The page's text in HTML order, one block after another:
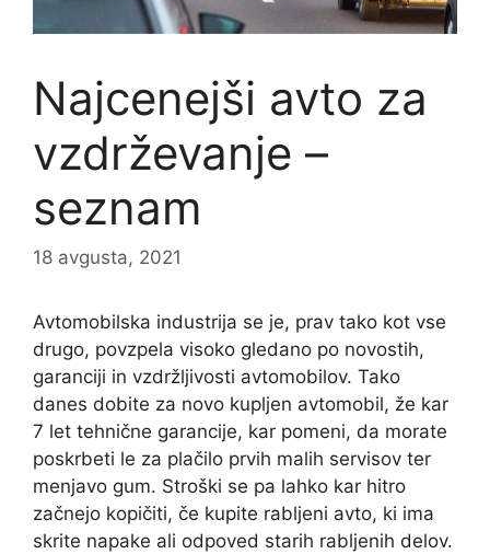
Najcenejši avto za
vzdrževanje –
seznam
18 avgusta, 2021
Avtomobilska industrija se je, prav tako kot vse
drugo, povzpela visoko gledano po novostih,
garanciji in vzdržljivosti avtomobilov. Tako
danes dobite za novo kupljen avtomobil, že kar
7 let tehnične garancije, kar pomeni, da morate
poskrbeti le za plačilo prvih malih servisov ter
menjavo gum. Stroški se pa lahko kar hitro
začnejo kopičiti, če kupite rabljeni avto, ki ima
skrite napake ali odpoved starih rabljenih delov.